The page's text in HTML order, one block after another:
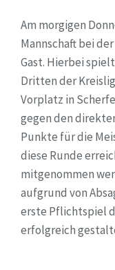
Am morgigen
Mannschaft bei
Gast. Hierbei
Dritten der
Vorplatz in
gegen den
Punkte für die
diese Runde
mitgenommen
aufgrund von
erste Pflichtspiel
erfolgreich